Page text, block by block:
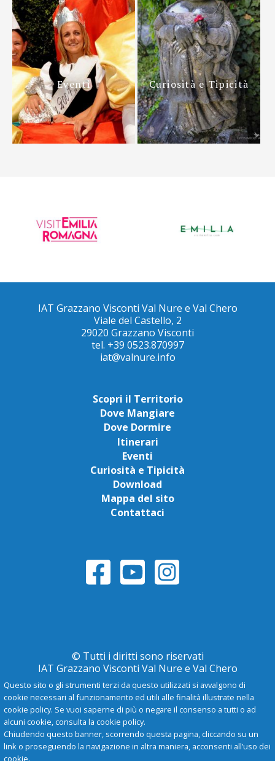
Eventi Curiosità e Tipicità
IAT Grazzano Visconti Val Nure e Val Chero
Viale del Castello, 2
29020 Grazzano Visconti
tel. +39 0523.870997
iat@valnure.info
Scopri il Territorio
Dove Mangiare
Dove Dormire
Itinerari
Eventi
Curiosità e Tipicità
Download
Mappa del sito
Contattaci
© Tutti i diritti sono riservati
IAT Grazzano Visconti Val Nure e Val Chero
Privacy Policy
Questo sito o gli strumenti terzi da questo utilizzati si avvalgono di
cookie necessari al funzionamento ed utili alle finalità illustrate nella
cookie policy. Se vuoi saperne di più o negare il consenso a tutti o ad
alcuni cookie, consulta la cookie policy.
Chiudendo questo banner, scorrendo questa pagina, cliccando su un
link o proseguendo la navigazione in altra maniera, acconsenti all’uso dei
cookie.
- A +